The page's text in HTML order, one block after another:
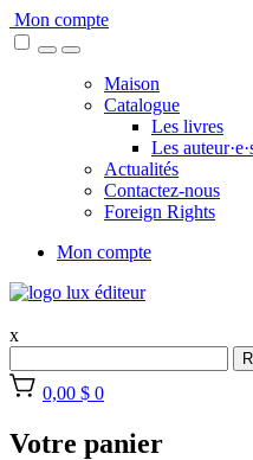
Skip
to
Mon compte
Maison
Catalogue
Les livres
Les
Actualités
Contactez-nous
Foreign Rights
Mon compte
x
0,00 $ 0
Votre panier